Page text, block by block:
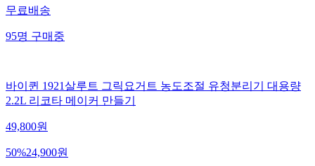
무료배송
95명 구매중
바이퀸 1921살루트 그릭요거트 농도조절 유청분리기 대용량
2.2L 리코타 메이커 만들기
49,800원
50%24,900원